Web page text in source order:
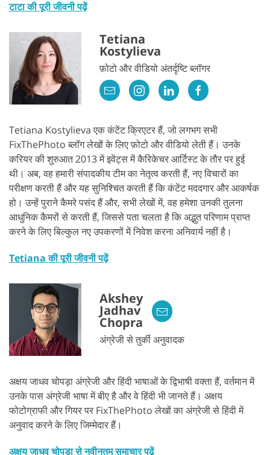
टाटा की पूरी जीवनी पढ़ें
Tetiana
Kostylieva
फ़ोटो और वीडियो अंतर्दृष्टि ब्लॉगर
Tetiana Kostylieva एक कंटेंट क्रिएटर हैं, जो लगभग सभी
FixThePhoto ब्लॉग लेखों के लिए फ़ोटो और वीडियो लेती हैं। उनके
करियर की शुरुआत 2013 में इवेंट्स में कैरिकेचर आर्टिस्ट के तौर पर हुई
थी। अब, वह हमारी संपादकीय टीम का नेतृत्व करती हैं, नए विचारों का
परीक्षण करती हैं और यह सुनिश्चित करती हैं कि कंटेंट मददगार और आकर्षक
हो। उन्हें पुराने कैमरे पसंद हैं और, सभी लेखों में, वह हमेशा उनकी तुलना
आधुनिक कैमरों से करती हैं, जिससे पता चलता है कि अद्भुत परिणाम प्राप्त
करने के लिए बिल्कुल नए उपकरणों में निवेश करना अनिवार्य नहीं है।
Tetiana की पूरी जीवनी पढ़ें
Akshey
Jadhav
Chopra
अंग्रेजी से तुर्की अनुवादक
अक्षय जाधव चोपड़ा अंग्रेजी और हिंदी भाषाओं के द्विभाषी वक्ता हैं, वर्तमान में
उनके पास अंग्रेजी भाषा में बीए है और वे हिंदी भी जानते हैं। अक्षय
फोटोग्राफी और गियर पर FixThePhoto लेखों का अंग्रेजी से हिंदी में
अनुवाद करने के लिए जिम्मेदार हैं।
अक्षय जाधव चोपड़ा से नवीनतम समाचार पढ़ें